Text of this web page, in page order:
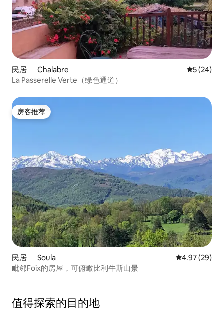
民居 ｜ Chalabre 平均评分
5 (24)
La Passerelle Verte（绿色通道）
房客推荐
房客推荐
民居 ｜ Soula 平均评分
4.97 (29)
毗邻Foix的房屋，可俯瞰比利牛斯山景
值得探索的目的地